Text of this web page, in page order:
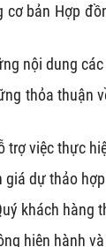
cơ bản Hợp
nội dung
thỏa thuận
trợ việc thực
giá dự thảo
khách
hiện hành